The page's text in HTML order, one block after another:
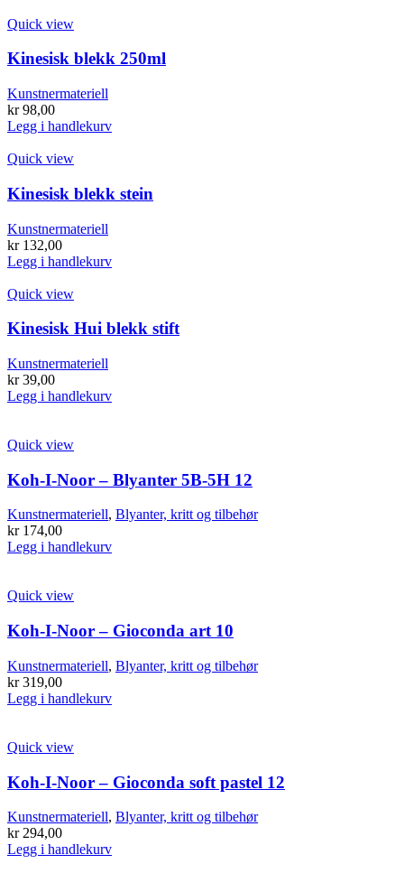
Quick view
Kinesisk blekk 250ml
Kunstnermateriell
kr98,00
Legg i handlekurv
Quick view
Kinesisk blekk stein
Kunstnermateriell
kr132,00
Legg i handlekurv
Quick view
Kinesisk Hui blekk stift
Kunstnermateriell
kr39,00
Legg i handlekurv
Quick view
Koh-I-Noor – Blyanter 5B-5H 12
Kunstnermateriell, Blyanter, kritt og tilbehør
kr174,00
Legg i handlekurv
Quick view
Koh-I-Noor – Gioconda art 10
Kunstnermateriell, Blyanter, kritt og tilbehør
kr319,00
Legg i handlekurv
Quick view
Koh-I-Noor – Gioconda soft pastel 12
Kunstnermateriell, Blyanter, kritt og tilbehør
kr294,00
Legg i handlekurv